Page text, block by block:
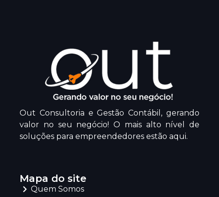
Out Consultoria e Gestão Contábil, gerando
valor no seu negócio! O mais alto nível de
soluções para empreendedores estão aqui.
Mapa do site
Quem Somos